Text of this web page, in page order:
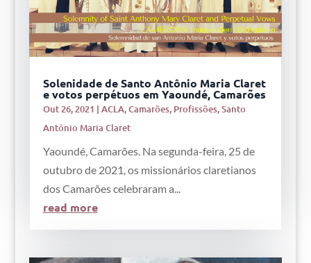
Solenidade de Santo Antônio Maria Claret
e votos perpétuos em Yaoundé, Camarões
Out 26, 2021 | ACLA,Camarões, Profissões,Santo
Antônio Maria Claret
Yaoundé, Camarões. Na segunda-feira, 25 de
outubro de 2021, os missionários claretianos
dos Camarões celebraram a...
read more